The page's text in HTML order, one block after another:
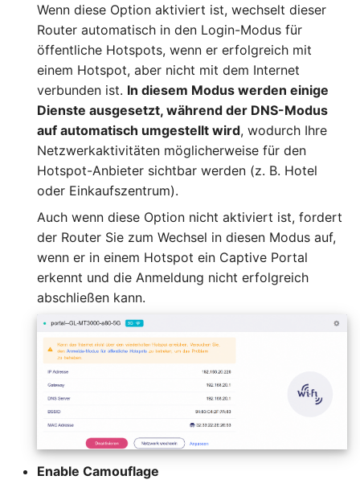
Wenn diese Option aktiviert ist, wechselt dieser
Router automatisch in den Login-Modus für
öffentliche Hotspots, wenn er erfolgreich mit
einem Hotspot, aber nicht mit dem Internet
verbunden ist. In diesem Modus werden einige
Dienste ausgesetzt, während der DNS-Modus
auf automatisch umgestellt wird, wodurch Ihre
Netzwerkaktivitäten möglicherweise für den
Hotspot-Anbieter sichtbar werden (z. B. Hotel
oder Einkaufszentrum).
Auch wenn diese Option nicht aktiviert ist, fordert
der Router Sie zum Wechsel in diesen Modus auf,
wenn er in einem Hotspot ein Captive Portal
erkennt und die Anmeldung nicht erfolgreich
abschließen kann.
Enable Camouflage